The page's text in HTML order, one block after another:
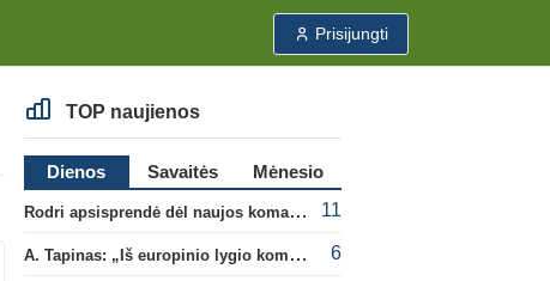
Prisijungti
TOP naujienos
Dienos Savaitės
Mėnesio
Rodri apsisprendė dėl naujos komandos
11
A. Tapinas: „Iš europinio lygio komandos gavom gerų pamokų“ 6